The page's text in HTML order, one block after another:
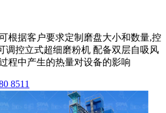
根据客户要求定制磨盘大小和数量,控
调控立式超细磨粉机 配备双层自吸风
程中产生的热量对设备的影响
8511